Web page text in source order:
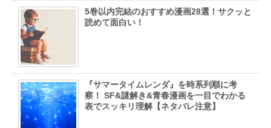
5巻以内完結のおすすめ漫画28選！サクッと
読めて面白い！
『サマータイムレンダ』を時系列順に考
察！ SF&謎解き&青春漫画を一目でわかる
表でスッキリ理解【ネタバレ注意】